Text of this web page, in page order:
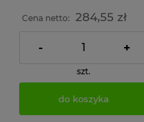
Cena netto: 284,55 zł
- +
szt.
do koszyka